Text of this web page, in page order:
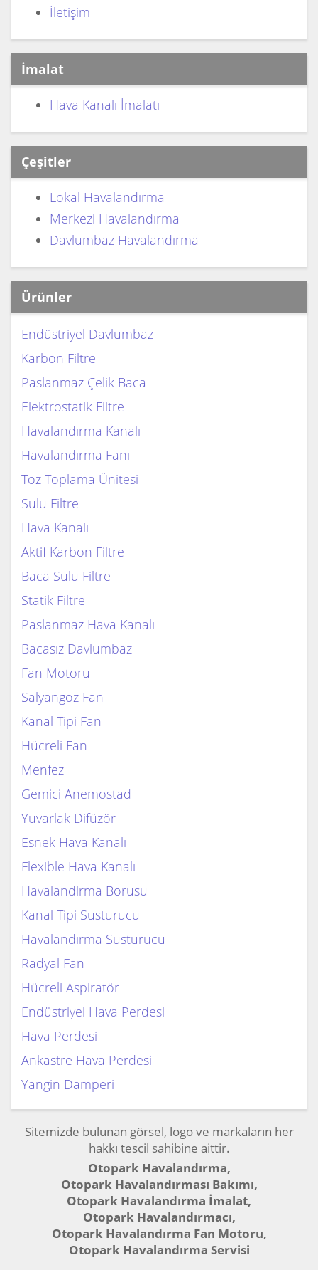
İletişim
İmalat
Hava Kanalı İmalatı
Çeşitler
Lokal Havalandırma
Merkezi Havalandırma
Davlumbaz Havalandırma
Ürünler
Endüstriyel Davlumbaz
Karbon Filtre
Paslanmaz Çelik Baca
Elektrostatik Filtre
Havalandırma Kanalı
Havalandırma Fanı
Toz Toplama Ünitesi
Sulu Filtre
Hava Kanalı
Aktif Karbon Filtre
Baca Sulu Filtre
Statik Filtre
Paslanmaz Hava Kanalı
Bacasız Davlumbaz
Fan Motoru
Salyangoz Fan
Kanal Tipi Fan
Hücreli Fan
Menfez
Gemici Anemostad
Yuvarlak Difüzör
Esnek Hava Kanalı
Flexible Hava Kanalı
Havalandirma Borusu
Kanal Tipi Susturucu
Havalandırma Susturucu
Radyal Fan
Hücreli Aspiratör
Endüstriyel Hava Perdesi
Hava Perdesi
Ankastre Hava Perdesi
Yangin Damperi
Sitemizde bulunan görsel, logo ve markaların her
hakkı tescil sahibine aittir.
Otopark Havalandırma,
Otopark Havalandırması Bakımı,
Otopark Havalandırma İmalat,
Otopark Havalandırmacı,
Otopark Havalandırma Fan Motoru,
Otopark Havalandırma Servisi